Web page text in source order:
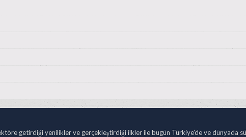
getirdiği yenilikler ve gerçekleştirdiği ilkler ile bugün Türkiye’de ve